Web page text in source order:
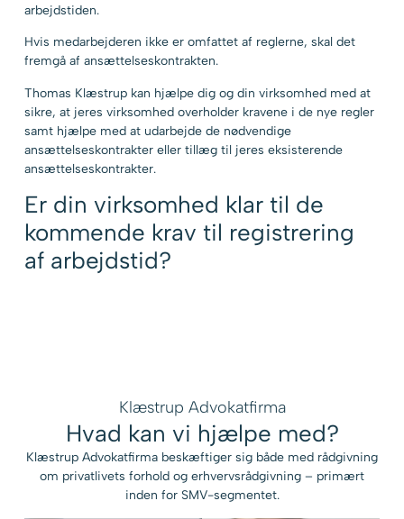
Er din virksomhed klar til de
kommende krav til registrering
af arbejdstid?
arbejdstiden.
Hvis medarbejderen ikke er omfattet af reglerne, skal det
fremgå af ansættelseskontrakten.
Thomas Klæstrup kan hjælpe dig og din virksomhed med at
sikre, at jeres virksomhed overholder kravene i de nye regler
samt hjælpe med at udarbejde de nødvendige
ansættelseskontrakter eller tillæg til jeres eksisterende
ansættelseskontrakter.
Klæstrup Advokatfirma
Hvad kan vi hjælpe med?
Klæstrup Advokatfirma beskæftiger sig både med rådgivning
om privatlivets forhold og erhvervsrådgivning – primært
inden for SMV-segmentet.